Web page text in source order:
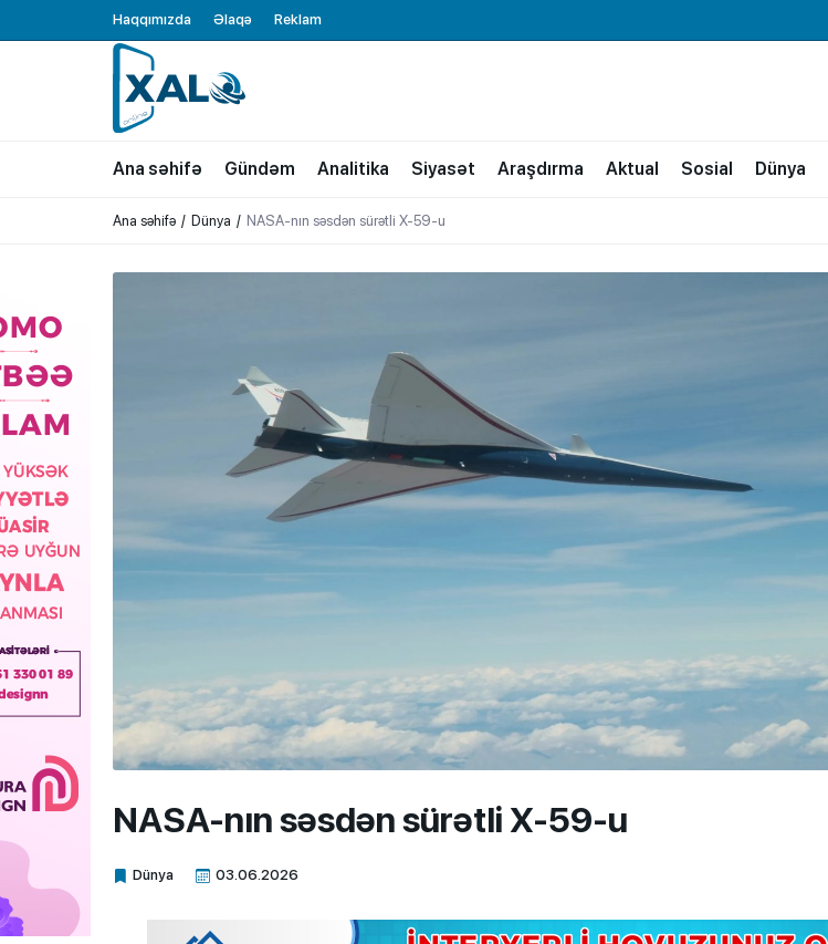
Haqqımızda Əlaqə Reklam
XALQ.ONLINE
ONLAYN PLATFORMA
Ana səhifə Gündəm Analitika Siyasət Araşdırma Aktual Sosial Dünya
Ana səhifə Dünya NASA-nın səsdən sürətli X-59-u
NASA-nın səsdən sürətli X-59-u
Dünya 03.06.2026
Xalq.Online